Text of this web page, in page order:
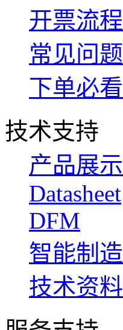
开票流程
常见问题
下单必看
技术支持
产品展示
Datasheet
DFM
智能制造
技术资料